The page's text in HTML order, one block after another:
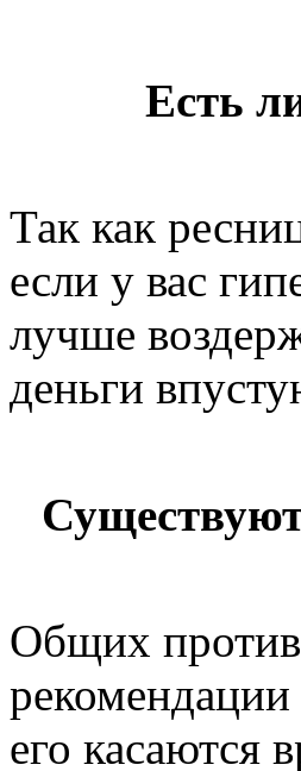
Есть
Так как
если у вас
лучше
деньги
Общих
рекомендации
его касаются